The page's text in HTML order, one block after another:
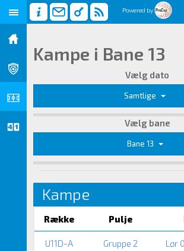
Powered by
Kampe i Bane 13
Vælg dato
Samtlige
Vælg bane
Bane 13
Kampe
Række Pulje
U11D-A Gruppe 2 Lør